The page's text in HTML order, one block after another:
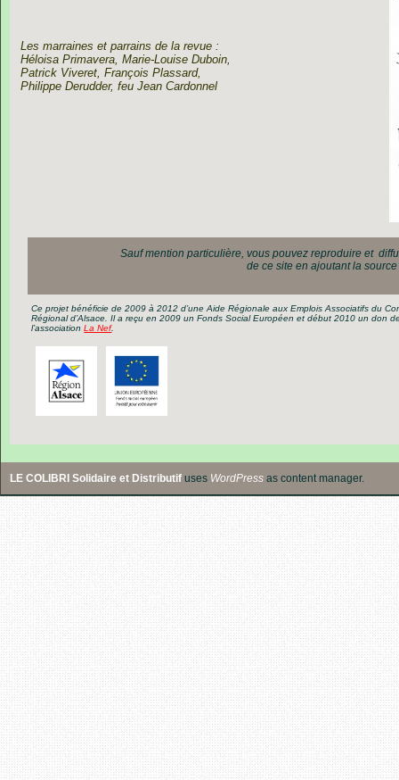
Les marraines et parrains de la revue :
Héloisa Primavera, Marie-Louise Duboin,
Patrick Viveret, François Plassard,
Philippe Derudder, feu Jean Cardonnel
Sauf mention particulière, vous pouvez reproduire et
de ce site en ajoutant la source
Ce projetbénéficie de 2009 à 2012 d’une Aide Régionale aux Emplois Associatifs du
Régional d’Alsace. Ila reçu en 2009 un Fonds Social Européen et début 2010 un don
l’associationLa Nef.
LE COLIBRI Solidaire et Distributif uses WordPress as content manager.